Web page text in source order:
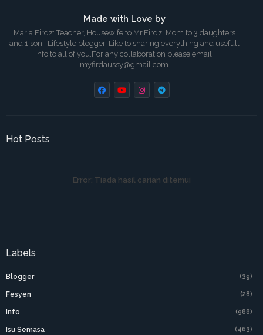
Made with Love by
Maria Firdz: Teacher, Housewife to Mr.Firdz, Mom to 3 daughters
and 1 son | Lifestyle blogger, Like to sharing everything and usefull
info to all of you.For any collaboration please email:
myfirdaussy@gmail.com
Hot Posts
Error: Tiada hasil carian ditemui
Labels
Blogger (39)
Fesyen (28)
Info (988)
Isu Semasa (463)